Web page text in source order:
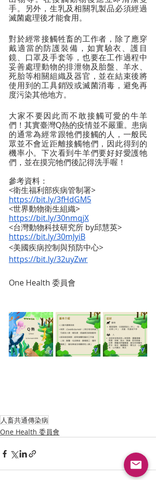
手。另外，生乳及相關乳製品必須經過
滅菌處理後才能食用。
對於經常接觸牲畜的工作者，除了應穿
戴適當的防護裝備，如實驗衣、護目
鏡、口罩及手套等，也要在工作過程中
妥善處理動物的排泄物及胎盤、羊水、
死胎等相關組織及器官，並在結束後將
使用到的工具銷毀或滅菌消毒，避免再
度污染其他地方。
大家不要因此而不敢接觸可愛的牛羊
們！其實臺灣Q熱的疫情並不嚴重。患病
的通常為經常跟牠們接觸的人，一般民
眾並不會近距離接觸牠們，因此得到的
機率小。下次看到牛羊們要好好愛護牠
們，並在摸完牠們後記得洗手喔！
參考資料：
<衛生福利部疾病管制署>
https://bit.ly/3fHdGM5
<世界動物衛生組織>
https://bit.ly/30nmqjX
<台灣動物科技研究所 by邱慧英>
https://bit.ly/30mJyiB
<美國疾病控制與預防中心>
https://bit.ly/32uyZwr
One Health 委員會
人畜共通傳染病
One Health 委員會